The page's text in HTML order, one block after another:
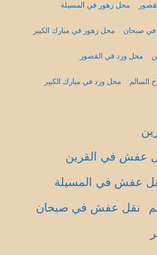
محل زهور في المسيلة
في صبحان محل زهور في مبارك الكبير
محل ورد في القصور
السالم محل ورد في مبارك الكبير
عفش في القرين
عفش في المسيلة
نقل عفش في صبحان